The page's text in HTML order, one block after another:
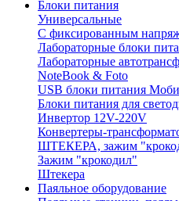
Блоки питания
Универсальные
C фиксированным
Лабораторные блоки
Лабораторные
NoteBook & Foto
USB блоки питания
Блоки питания для
Инвертор 12V-220V
Конвертеры-
ШТЕКЕРА, зажим
Зажим "крокодил"
Штекера
Паяльное оборудование